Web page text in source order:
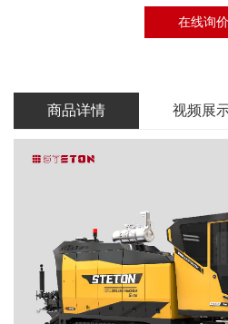
在线询价
商品详情 视频展